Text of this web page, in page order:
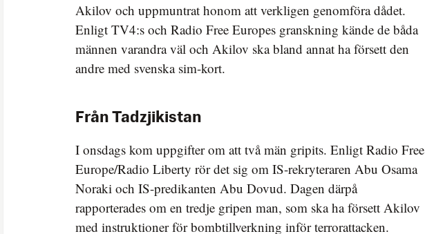
Akilov och uppmuntrat honom att verkligen genomföra dådet.
Enligt TV4:s och Radio Free Europes granskning kände de båda
männen varandra väl och Akilov ska bland annat ha försett den
andre med svenska sim-kort.
Från Tadzjikistan
I onsdags kom uppgifter om att två män gripits. Enligt Radio Free
Europe/Radio Liberty rör det sig om IS-rekryteraren Abu Osama
Noraki och IS-predikanten Abu Dovud. Dagen därpå
rapporterades om en tredje gripen man, som ska ha försett Akilov
med instruktioner för bombtillverkning inför terrorattacken.